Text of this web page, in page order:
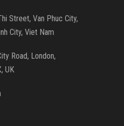
Street, Van Phuc City,
City, Viet Nam
Road, London,
UK